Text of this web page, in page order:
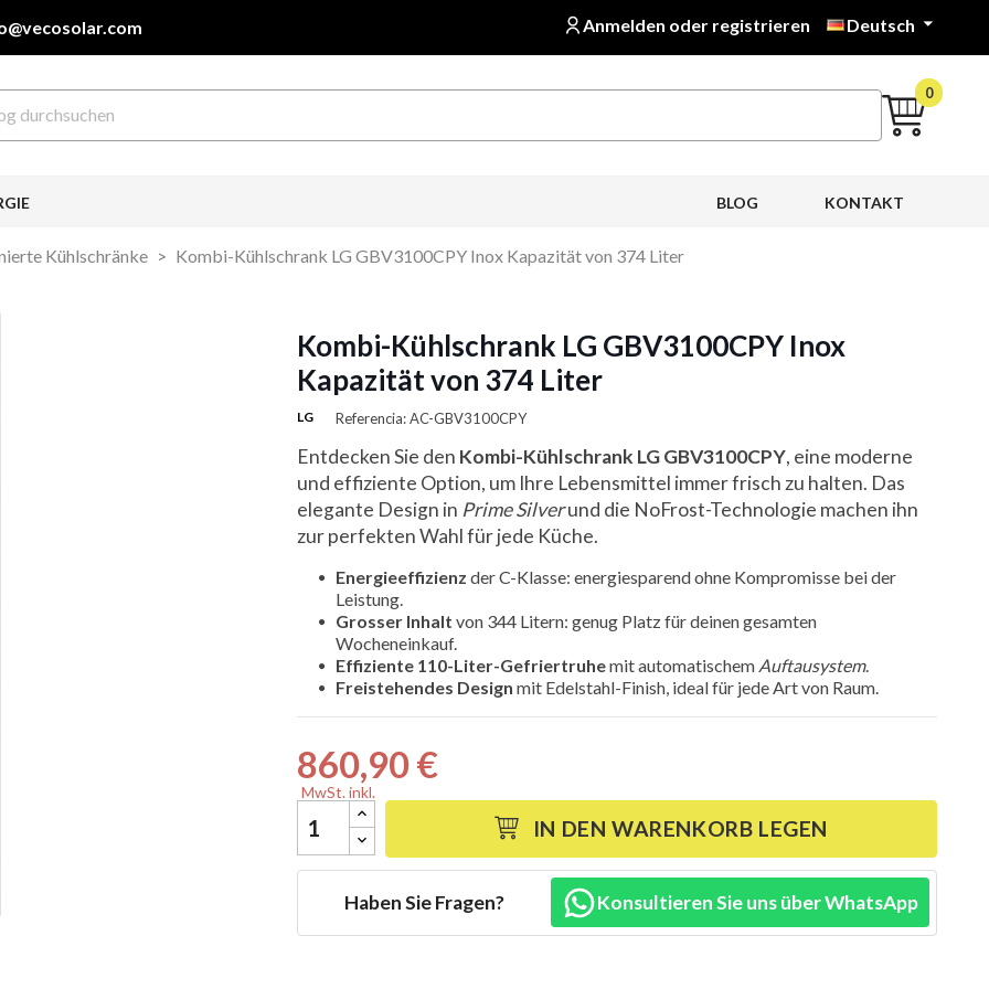
Anmelden oder registrieren Deutsch 
0
KONTAKT
BLOG
Kühlschränke Kombi-Kühlschrank LG GBV3100CPY Inox Kapazität von 374 Liter
Kombi-Kühlschrank LG GBV3100CPY Inox
Kapazität von 374 Liter
LG Referencia: AC-GBV3100CPY
Entdecken Sie den Kombi-Kühlschrank LG GBV3100CPY, eine moderne
und effiziente Option, um Ihre Lebensmittel immer frisch zu halten. Das
elegante Design in Prime Silverund die NoFrost-Technologie machen ihn
zur perfekten Wahl für jede Küche.
Energieeffizienz der C-Klasse: energiesparend ohne Kompromisse bei der
Leistung.
Grosser Inhalt von 344 Litern: genug Platz für deinen gesamten
Wocheneinkauf.
Effiziente 110-Liter-Gefriertruhemit automatischem Auftausystem.
Freistehendes Design mit Edelstahl-Finish, ideal für jede Art von Raum.
860,90 €
MwSt. inkl.
IN DEN WARENKORB LEGEN
Haben Sie Fragen? Konsultieren Sie uns über WhatsApp